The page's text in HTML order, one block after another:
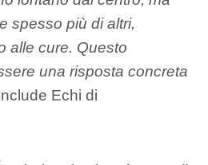
spesso più di altri,
alle cure. Questo
una risposta concreta
Echi di